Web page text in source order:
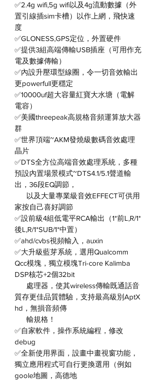
✅2.4g wifi,5g wifi以及4g流動數據（外
置引線插sim卡槽）以作上網，飛快速
度
✅GLONESS,GPS定位，外置硬件
✅提供3組高端傳輸USB插座（可用作充
電及數據傳輸）
✅內設升壓環型線圈，令一切音效輸出
更powerfull更穩定
✅10000uf超大容量紅寶大水塘（電解
電容）
✅美國threepeak高規格音頻運算放大器
群
✅世界頂端~AKM發燒級數碼音效處理
晶片
✅DTS全方位高端音效處理系統，多種
預設內置場景模式~DTS4.1/5.1聲道輸
出，36段EQ調節，
以及大量專業級音效EFFECT可供用
家按自己喜好調節
✅設前級4組低電平RCA輸出（1*前L,R/1*
後L,R/1*SUB/1*中置）
✅ahd/cvbs視頻輸入，auxin
✅大升級藍芽系統，選用Qualcomm
Qcc模塊，獨立模塊Tri-core Kalimba
DSP核芯+2個32bit
處理器，使其wireless傳輸既通話音
質存更佳品質體驗，支持最高級別AptX
hd，無損音頻傳
輸規格！
✅自家軟件，操作系統編程，修改
debug
✅全新使用界面，設畫中畫視窗功能，
獨立應用程式可自行更換選用（例如
goole地圖，高德地